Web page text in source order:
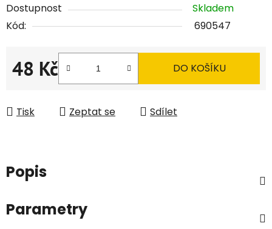
Dostupnost
Skladem
Kód:
690547
48 Kč
Měrná cena:
DO KOŠÍKU
Tisk Zeptat se Sdílet
Popis
Parametry